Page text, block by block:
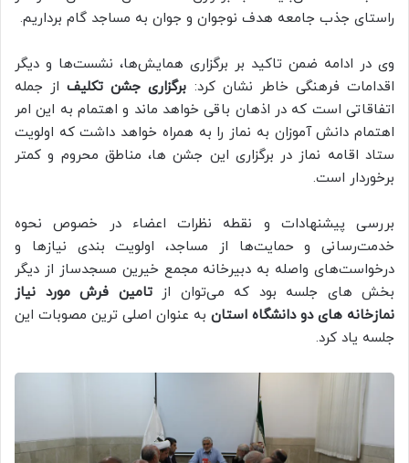
راستای جذب جامعه هدف نوجوان و جوان به مساجد گام برداریم.
وی در ادامه ضمن تاکید بر برگزاری همایش‌ها، نشست‌ها و دیگر
اقدامات فرهنگی خاطر نشان کرد: برگزاری جشن تکلیفاز جمله
اتفاقاتی‌ است که در اذهان باقی خواهد ماند و اهتمام به این امر
اهتمام دانش آموزان به نماز را به همراه خواهد داشت که اولویت
ستاد اقامه نماز در برگزاری این جشن ها، مناطق محروم و کمتر
برخوردار است.
بررسی پیشنهادات و نقطه نظرات اعضاء‌ در خصوص نحوه
خدمت‌رسانی و حمایت‌ها از مساجد، اولویت‌ بندی نیاز‌ها و
درخواست‌های واصله به دبیرخانه مجمع خیرین مسجدساز از دیگر
بخش های جلسه بود که می‌توان ازتامین فرش مورد نیاز
نمازخانه های دو دانشگاه استان به عنوان اصلی ترین مصوبات این
جلسه یاد کرد.